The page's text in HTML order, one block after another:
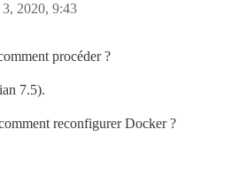
2020, 9:43
procéder ?
7.5).
reconfigurer Docker ?